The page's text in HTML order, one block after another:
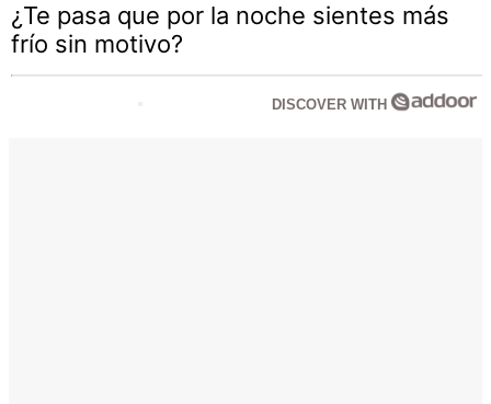
¿Te pasa que por la noche sientes más
frío sin motivo?
DISCOVER WITH